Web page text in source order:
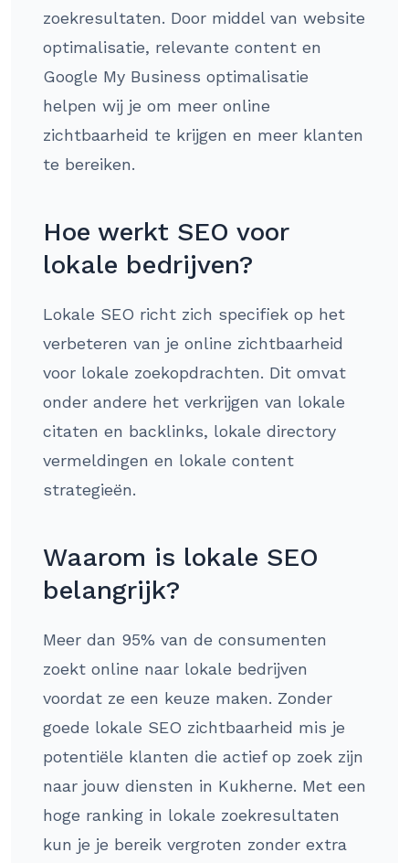
zoekresultaten. Door middel van website
optimalisatie, relevante content en
Google My Business optimalisatie
helpen wij je om meer online
zichtbaarheid te krijgen en meer klanten
te bereiken.
Hoe werkt SEO voor
lokale bedrijven?
Lokale SEO richt zich specifiek op het
verbeteren van je online zichtbaarheid
voor lokale zoekopdrachten. Dit omvat
onder andere het verkrijgen van lokale
citaten en backlinks, lokale directory
vermeldingen en lokale content
strategieën.
Waarom is lokale SEO
belangrijk?
Meer dan 95% van de consumenten
zoekt online naar lokale bedrijven
voordat ze een keuze maken. Zonder
goede lokale SEO zichtbaarheid mis je
potentiële klanten die actief op zoek zijn
naar jouw diensten in Kukherne. Met een
hoge ranking in lokale zoekresultaten
kun je je bereik vergroten zonder extra